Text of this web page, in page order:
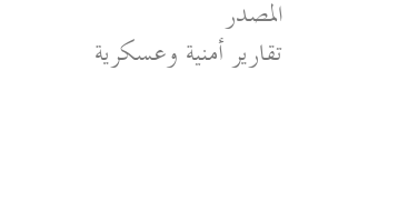
المصدر
تقارير أمنية وعسكرية